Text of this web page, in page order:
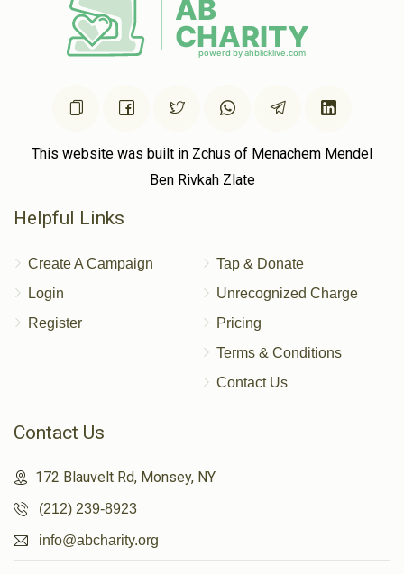
This website was built in Zchus of Menachem Mendel
Ben Rivkah Zlate
Helpful Links
Create A Campaign
Login
Register
Tap & Donate
Unrecognized Charge
Pricing
Terms & Conditions
Contact Us
Contact Us
172 Blauvelt Rd, Monsey, NY
(212) 239-8923
info@abcharity.org